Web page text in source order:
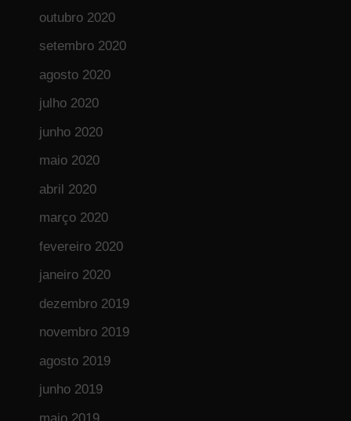
outubro 2020
setembro 2020
agosto 2020
julho 2020
junho 2020
maio 2020
abril 2020
março 2020
fevereiro 2020
janeiro 2020
dezembro 2019
novembro 2019
agosto 2019
junho 2019